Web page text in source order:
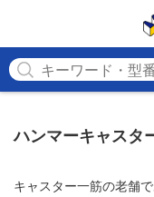
ハンマーキャスタ
キャスター一筋の老舗